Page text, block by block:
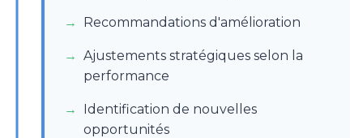
Recommandations d'amélioration
Ajustements stratégiques selon la
performance
Identification de nouvelles
opportunités